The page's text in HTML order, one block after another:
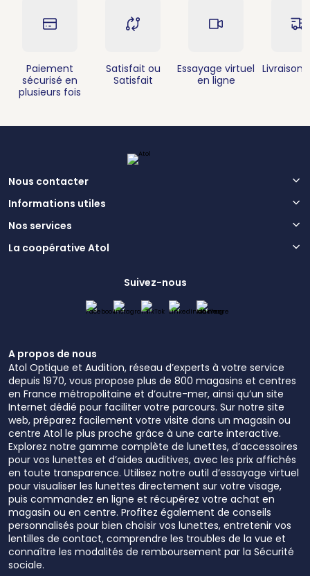
Paiement
sécurisé en
plusieurs fois
Satisfait ou
Satisfait
Essayage virtuel
en ligne
Livraison
Nous contacter
Informations utiles
Nos services
La coopérative Atol
Suivez-nous
A propos de nous
Atol Optique et Audition, réseau d’experts à votre service
depuis 1970, vous propose plus de 800 magasins et centres
en France métropolitaine et d’outre-mer, ainsi qu’un site
Internet dédié pour faciliter votre parcours. Sur notre site
web, préparez facilement votre visite dans un magasin ou
centre Atol le plus proche grâce à une carte interactive.
Explorez notre gamme complète de lunettes, d’accessoires
pour vos lunettes et d’aides auditives, avec les prix affichés
en toute transparence. Utilisez notre outil d’essayage virtuel
pour visualiser les lunettes directement sur votre visage,
puis commandez en ligne et récupérez votre achat en
magasin ou en centre. Profitez également de conseils
personnalisés pour bien choisir vos lunettes, entretenir vos
lentilles de contact, comprendre les troubles de la vue et
connaître les modalités de remboursement par la Sécurité
sociale.